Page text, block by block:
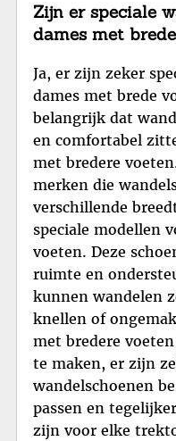
Zijn er speciale
dames met
Ja, er zijn zeker
dames met brede
belangrijk dat
en comfortabel
met bredere
merken die
verschillende
speciale modellen
voeten. Deze
ruimte en
kunnen wandelen
knellen of
met bredere
te maken, er zijn
wandelschoenen
passen en
zijn voor elke